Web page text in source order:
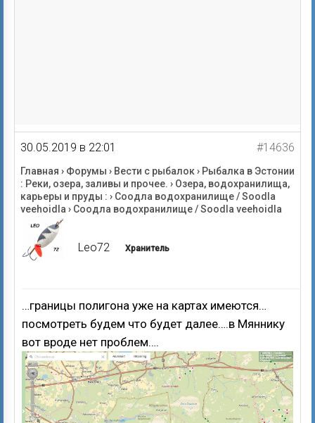
30.05.2019 в 22:01 #14636
Главная › Форумы › Вести с рыбалок› Рыбалка в Эстонии
: Реки, озера, заливы и прочее. › Озера, водохранилища,
карьеры и пруды : › Соодла водохранилище / Soodla
veehoidla › Соодла водохранилище / Soodla veehoidla
Leo72 Хранитель
…границы полигона уже на картах имеются…
посмотреть будем что будет далее….в Мяннику
вот вроде нет проблем….